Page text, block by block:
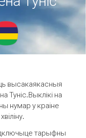
высакаякасныя
Туніс.Выклікі на
нумар у краіне
тарыфны